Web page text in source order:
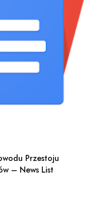
Przestoju
– News List